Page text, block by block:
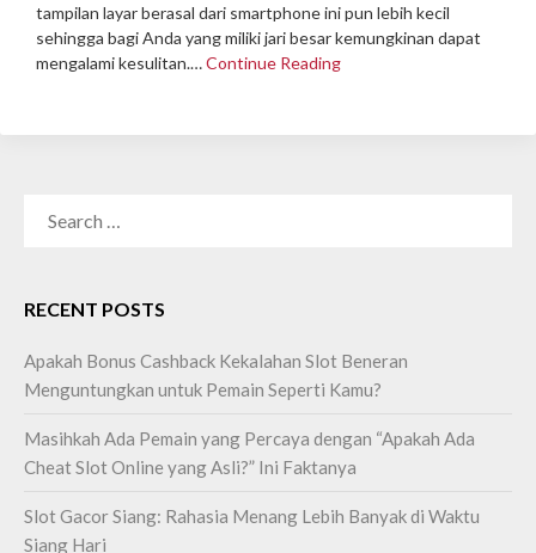
tampilan layar berasal dari smartphone ini pun lebih kecil
sehingga bagi Anda yang miliki jari besar kemungkinan dapat
mengalami kesulitan.…Continue Reading
RECENT POSTS
Apakah Bonus Cashback Kekalahan Slot Beneran
Menguntungkan untuk Pemain Seperti Kamu?
Masihkah Ada Pemain yang Percaya dengan “Apakah Ada
Cheat Slot Online yang Asli?” Ini Faktanya
Slot Gacor Siang: Rahasia Menang Lebih Banyak di Waktu
Siang Hari